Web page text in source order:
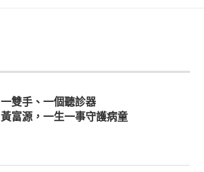
一雙手、一個聽診器
黃富源，一生一事守護病童